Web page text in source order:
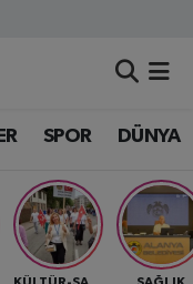
SPOR DÜNYA